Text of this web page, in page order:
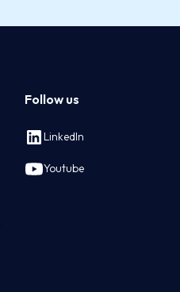
Follow us
LinkedIn
Youtube